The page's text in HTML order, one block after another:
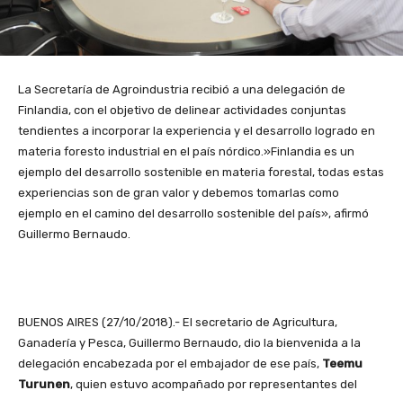
La Secretaría de Agroindustria recibió a una delegación de
Finlandia, con el objetivo de delinear actividades conjuntas
tendientes a incorporar la experiencia y el desarrollo logrado en
materia foresto industrial en el país nórdico.»Finlandia es un
ejemplo del desarrollo sostenible en materia forestal, todas estas
experiencias son de gran valor y debemos tomarlas como
ejemplo en el camino del desarrollo sostenible del país», afirmó
Guillermo Bernaudo.
BUENOS AIRES (27/10/2018).- El secretario de Agricultura,
Ganadería y Pesca, Guillermo Bernaudo, dio la bienvenida a la
delegación encabezada por el embajador de ese país, Teemu
Turunen, quien estuvo acompañado por representantes del